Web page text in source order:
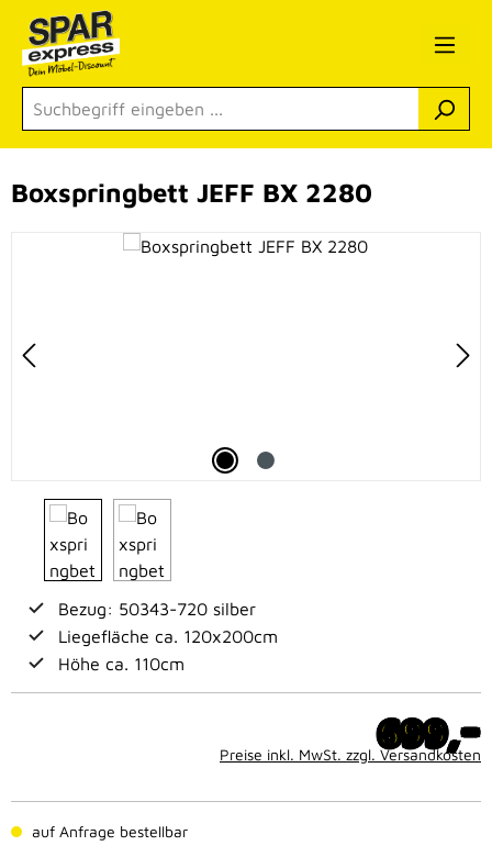
Zum Hauptinhalt springen
Bildergalerie überspringen
Boxspringbett JEFF BX 2280
Bezug: 50343-720 silber
Liegefläche ca. 120x200cm
Höhe ca. 110cm
699,-
Preise inkl. MwSt. zzgl. Versandkosten
auf Anfrage bestellbar